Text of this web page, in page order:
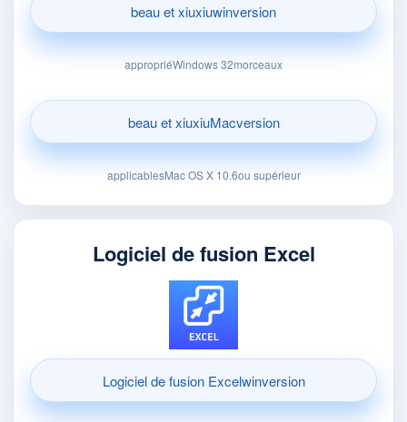
beau et xiuxiuwinversion
appropriéWindows 32morceaux
beau et xiuxiuMacversion
applicablesMac OS X 10.6ou supérieur
Logiciel de fusion Excel
Logiciel de fusion Excelwinversion